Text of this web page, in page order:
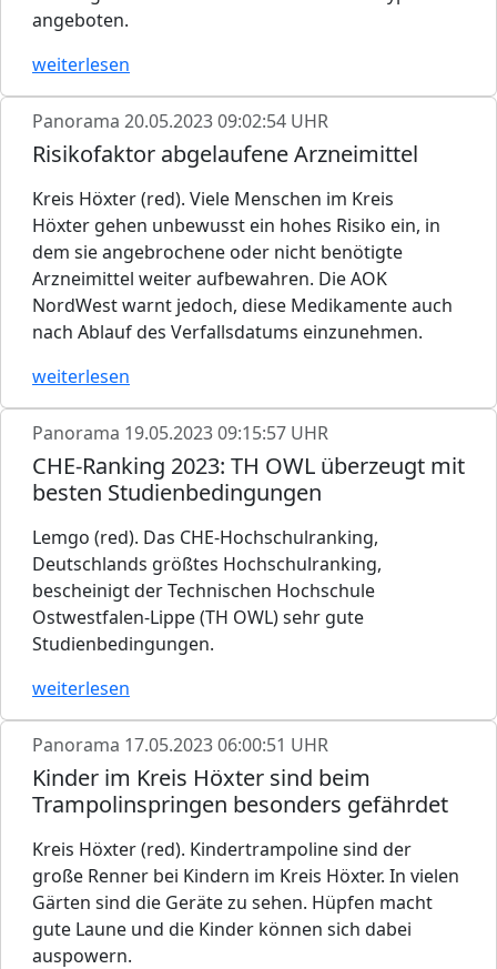
angeboten.
weiterlesen
Panorama 20.05.2023 09:02:54 UHR
Risikofaktor abgelaufene Arzneimittel
Kreis Höxter (red). Viele Menschen im Kreis
Höxter gehen unbewusst ein hohes Risiko ein, in
dem sie angebrochene oder nicht benötigte
Arzneimittel weiter aufbewahren. Die AOK
NordWest warnt jedoch, diese Medikamente auch
nach Ablauf des Verfallsdatums einzunehmen.
weiterlesen
Panorama 19.05.2023 09:15:57 UHR
CHE-Ranking 2023: TH OWL überzeugt mit
besten Studienbedingungen
Lemgo (red). Das CHE-Hochschulranking,
Deutschlands größtes Hochschulranking,
bescheinigt der Technischen Hochschule
Ostwestfalen-Lippe (TH OWL) sehr gute
Studienbedingungen.
weiterlesen
Panorama 17.05.2023 06:00:51 UHR
Kinder im Kreis Höxter sind beim
Trampolinspringen besonders gefährdet
Kreis Höxter (red). Kindertrampoline sind der
große Renner bei Kindern im Kreis Höxter. In vielen
Gärten sind die Geräte zu sehen. Hüpfen macht
gute Laune und die Kinder können sich dabei
auspowern.